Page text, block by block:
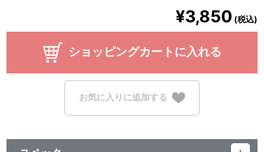
¥3,850 (税込)
ショッピングカートに入れる
お気に入りに追加する